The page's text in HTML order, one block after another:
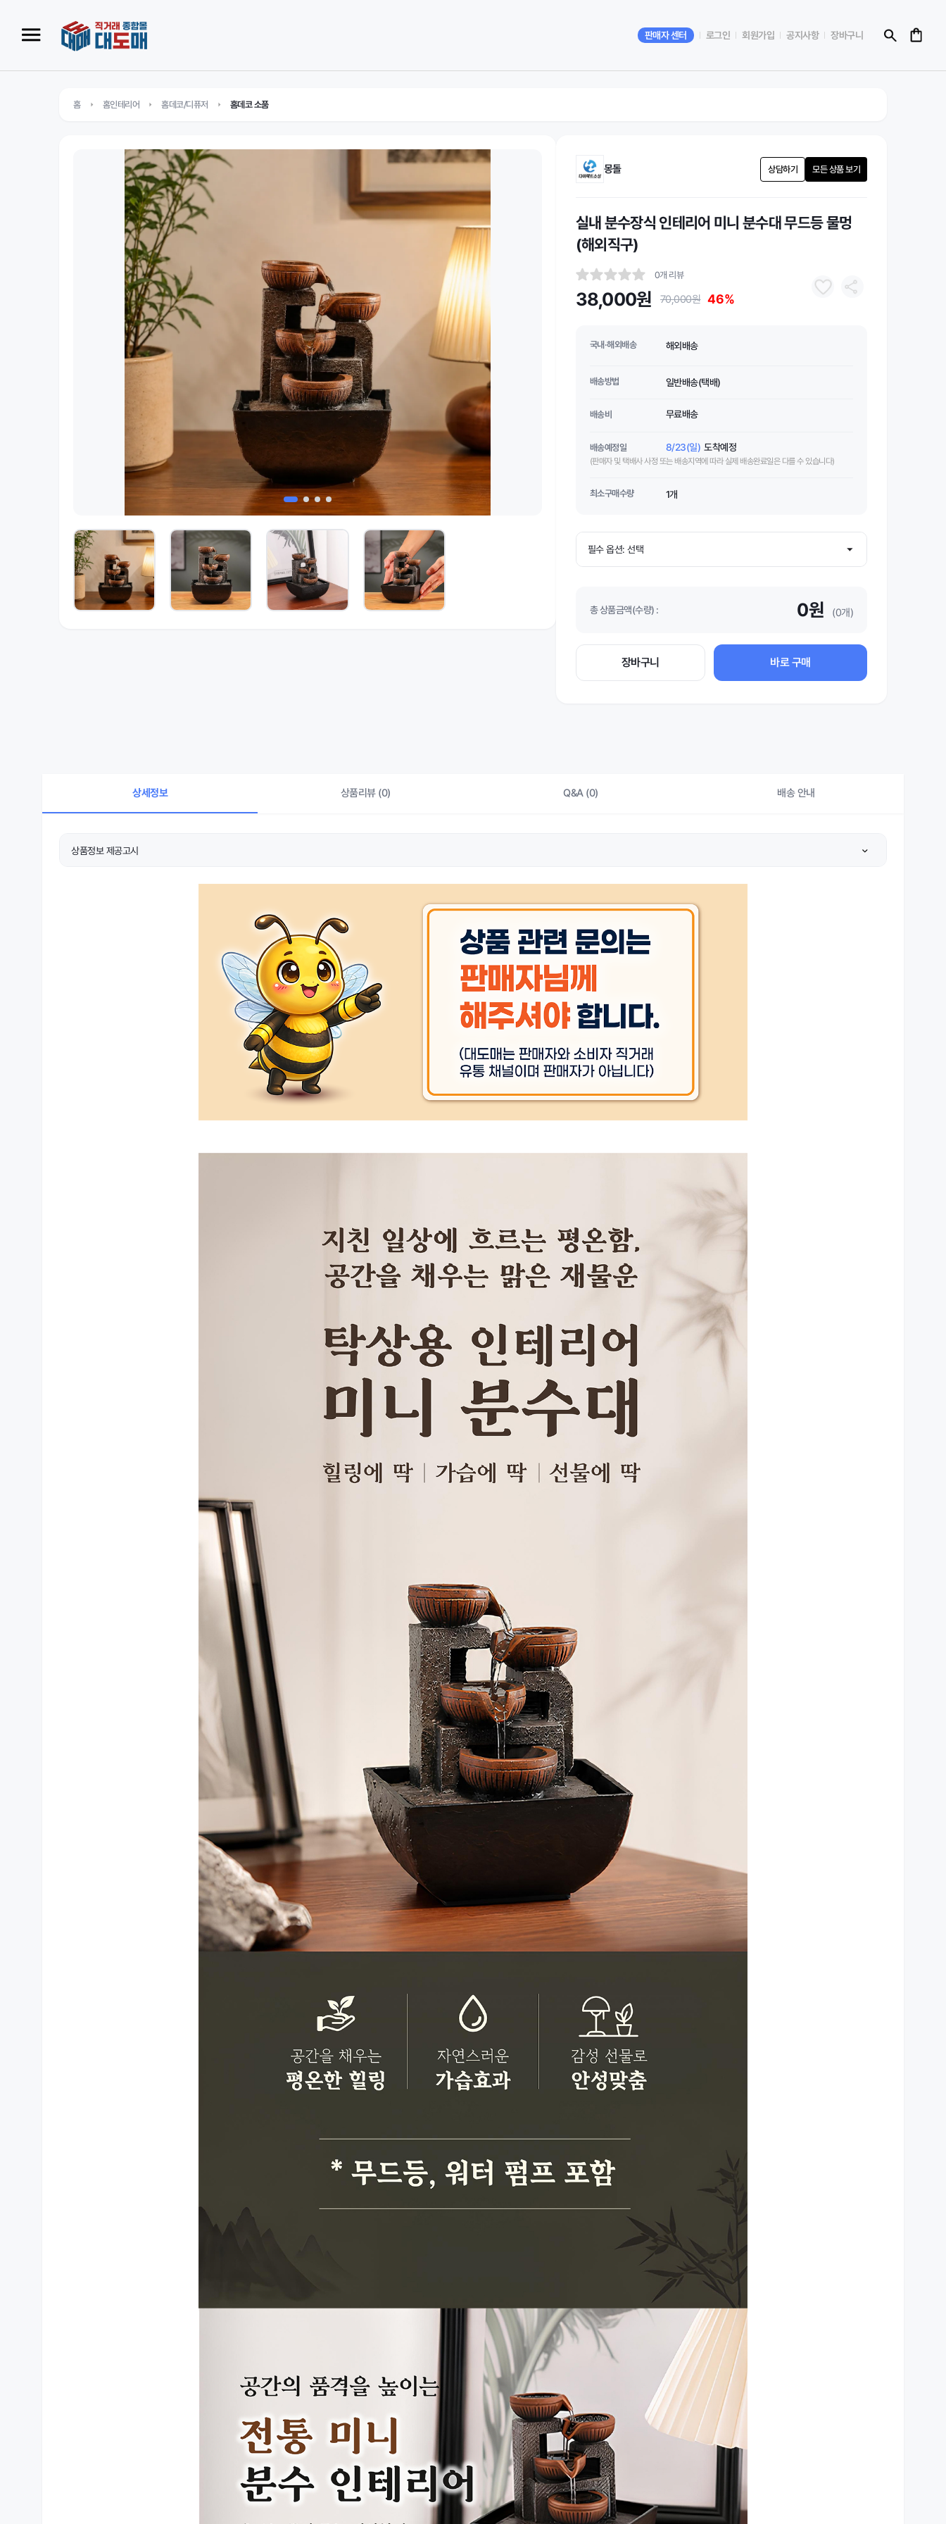
판매자 센터 로그인 회원가입 공지사항 장바구니
홈 홈인테리어 홈데코/디퓨저 홈데코 소품
몽돌 상담하기 모든 상품 보기
실내 분수장식 인테리어 미니 분수대 무드등 물멍
(해외직구)
0개 리뷰
38,000원 70,000원 46%
국내·해외배송 해외배송
배송방법 일반배송(택배)
배송비 무료배송
배송예정일 8/23(일) 도착예정
(판매자 및 택배사 사정 또는 배송지역에 따라 실제 배송완료일은 다를 수 있습니다)
최소구매수량 1개
총 상품금액(수량) : 0원 (0개)
장바구니 바로 구매
상세정보 상품리뷰 (0) Q&A (0) 배송 안내
상품정보 제공고시
상품 상세설명 참조 허가 관련 상품 상세설명 참조
상품 상세설명 참조
상품 상세설명 참조 주문후 예상 배송기간 상품 상세설명 참조